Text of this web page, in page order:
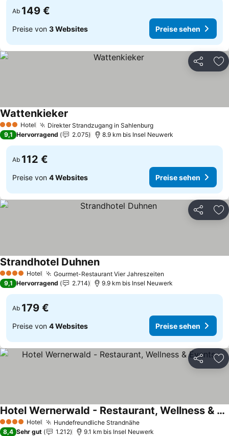
Ab 149 €
Preise von 3 Websites Preise sehen
Teilen
3 SterneHotel Direkter Strandzugang in SahlenburgPreise sehen
Wattenkieker
9,1 Hervorragend 2.075 8.9 km bis Insel Neuwerk
Ab 112 €
Preise von 4 Websites Preise sehen
Teilen
4 Sterne Hotel Gourmet-Restaurant Vier Jahreszeiten
Strandhotel DuhnenPreise sehen
9,1 Hervorragend 2.714 9.9 km bis Insel Neuwerk
Ab 179 €
Preise von 4 Websites Preise sehen
Teilen
4 Sterne Hotel Hundefreundliche StrandnähePreise sehen
Hotel Wernerwald - Restaurant, Wellness & Events
Preise sehen
8,4 Sehr gut 1.212 9.1 km bis Insel Neuwerk